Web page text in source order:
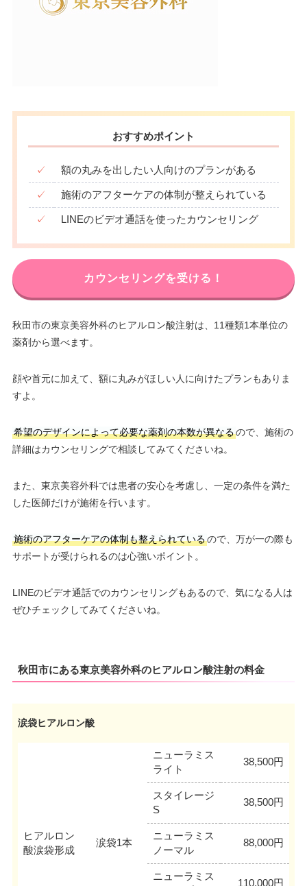
おすすめポイント
✓ 額の丸みを出したい人向けのプランがある
✓ 施術のアフターケアの体制が整えられている
✓ LINEのビデオ通話を使ったカウンセリング
カウンセリングを受ける！
秋田市の東京美容外科のヒアルロン酸注射は、11種類1本単位の
薬剤から選べます。
顔や首元に加えて、額に丸みがほしい人に向けたプランもありま
すよ。
希望のデザインによって必要な薬剤の本数が異なるので、施術の
詳細はカウンセリングで相談してみてくださいね。
また、東京美容外科では患者の安心を考慮し、一定の条件を満た
した医師だけが施術を行います。
施術のアフターケアの体制も整えられているので、万が一の際も
サポートが受けられるのは心強いポイント。
LINEのビデオ通話でのカウンセリングもあるので、気になる人は
ぜひチェックしてみてくださいね。
秋田市にある東京美容外科のヒアルロン酸注射の料金
涙袋ヒアルロン酸
ヒアルロン
酸涙袋形成
涙袋1本
ニューラミス
ライト
38,500円
スタイレージ
S
38,500円
ニューラミス
ノーマル
88,000円
ニューラミス
110,000円